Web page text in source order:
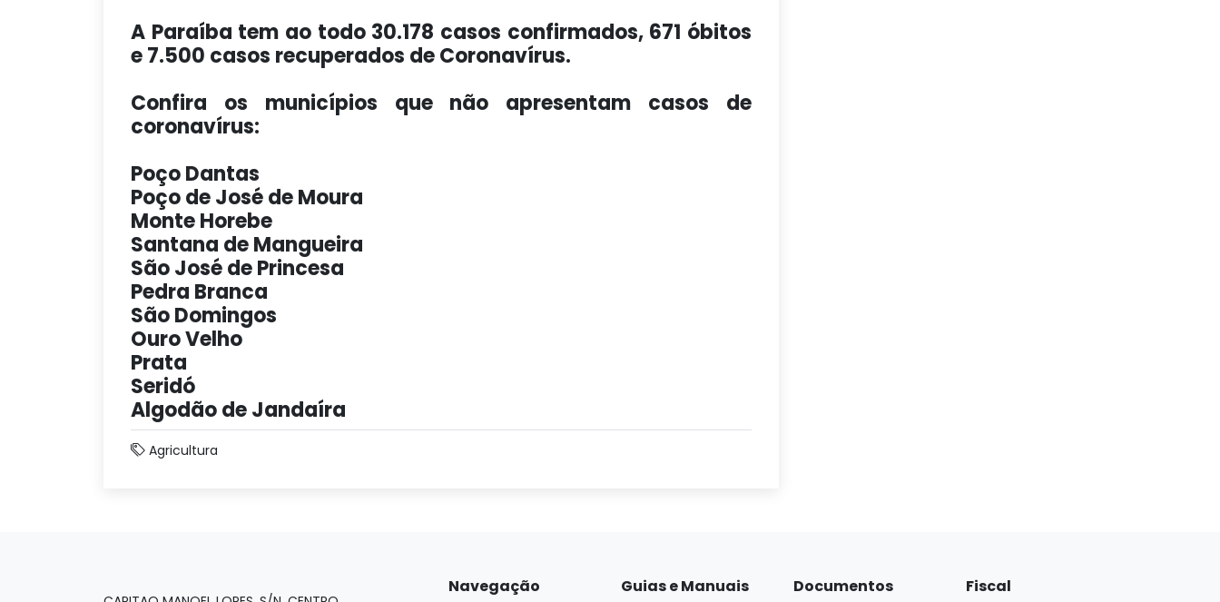
A Paraíba tem ao todo 30.178 casos confirmados, 671 óbitos
e 7.500 casos recuperados de Coronavírus.
Confira os municípios que não apresentam casos de
coronavírus:
Poço Dantas
Poço de José de Moura
Monte Horebe
Santana de Mangueira
São José de Princesa
Pedra Branca
São Domingos
Ouro Velho
Prata
Seridó
Algodão de Jandaíra
Agricultura
Navegação Guias e Manuais Documentos Fiscal